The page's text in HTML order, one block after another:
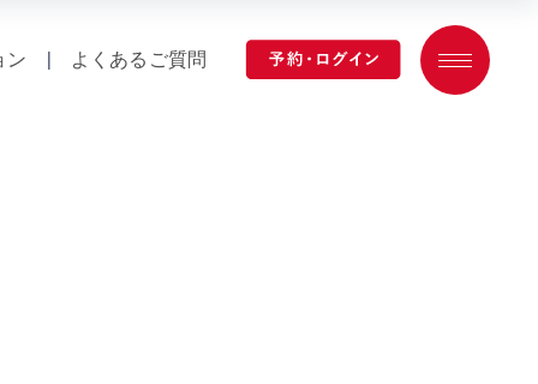
ン | よくあるご質問